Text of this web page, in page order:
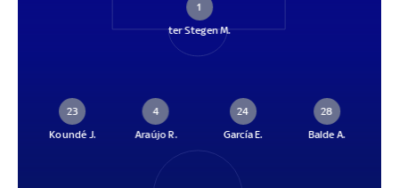
1
ter Stegen M.
23
Koundé J.
4
Araújo R.
24
García E.
28
Balde A.